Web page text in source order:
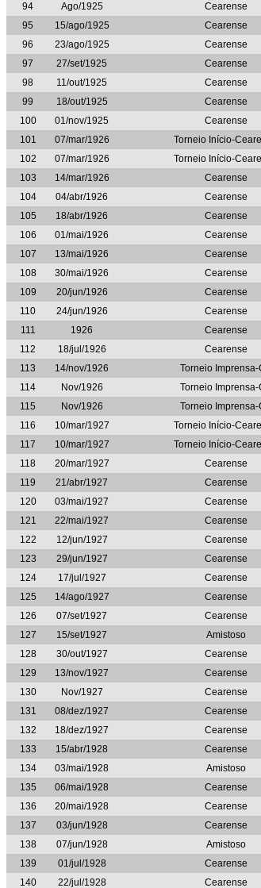
94
Ago/1925 Cearense
95 15/ago/1925 Cearense
96 23/ago/1925 Cearense
97
27/set/1925 Cearense
98
11/out/1925 Cearense
99
18/out/1925 Cearense
100
01/nov/1925 Cearense
101
07/mar/1926 Torneio Início-
102
07/mar/1926 Torneio Início-
103
14/mar/1926 Cearense
104
04/abr/1926 Cearense
105
18/abr/1926 Cearense
106
01/mai/1926 Cearense
107
13/mai/1926 Cearense
108
30/mai/1926 Cearense
109 20/jun/1926 Cearense
110
24/jun/1926 Cearense
111 1926 Cearense
112 18/jul/1926 Cearense
113 14/nov/1926 Torneio Imprensa-
114
Nov/1926 Torneio Imprensa-
115 Nov/1926 Torneio Imprensa-
116 10/mar/1927 Torneio Início-
117
10/mar/1927 Torneio Início-
118
20/mar/1927 Cearense
119
21/abr/1927 Cearense
120
03/mai/1927 Cearense
121
22/mai/1927 Cearense
122
12/jun/1927 Cearense
123
29/jun/1927 Cearense
124
17/jul/1927 Cearense
125
14/ago/1927 Cearense
126
07/set/1927 Cearense
127
15/set/1927 Amistoso
128
30/out/1927 Cearense
129
13/nov/1927 Cearense
130
Nov/1927 Cearense
131 08/dez/1927 Cearense
132
18/dez/1927 Cearense
133
15/abr/1928 Cearense
134
03/mai/1928 Amistoso
135
06/mai/1928 Cearense
136
20/mai/1928 Cearense
137
03/jun/1928 Cearense
138
07/jun/1928 Amistoso
139
01/jul/1928 Cearense
140
22/jul/1928 Cearense